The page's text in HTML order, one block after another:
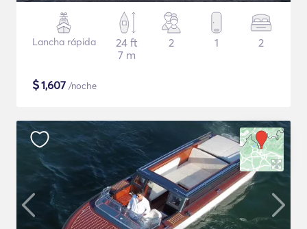
Lancha rápida
24 ft
7 m
2 1 2
$1,607 /noche